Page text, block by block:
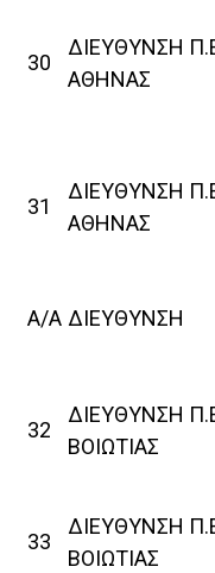
30
ΔΙΕΥΘΥΝΣΗ
ΑΘΗΝΑΣ
31
ΔΙΕΥΘΥΝΣΗ
ΑΘΗΝΑΣ
Α/Α ΔΙΕΥΘΥΝΣΗ
32
ΔΙΕΥΘΥΝΣΗ
ΒΟΙΩΤΙΑΣ
33
ΔΙΕΥΘΥΝΣΗ
ΒΟΙΩΤΙΑΣ